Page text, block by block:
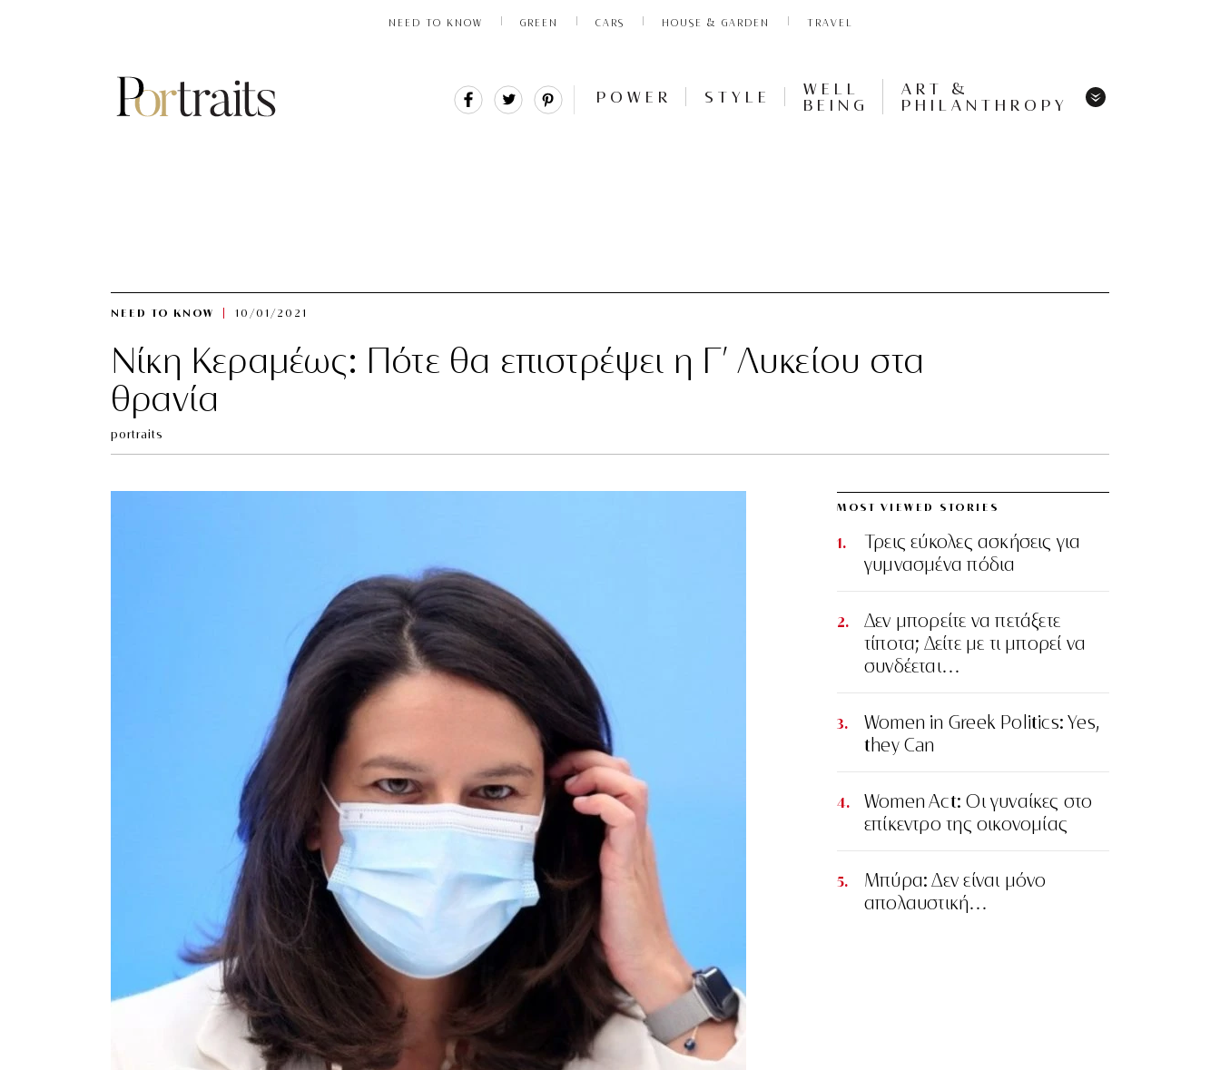
NEED TO KNOW GREEN CARS HOUSE & GARDEN TRAVEL
Share Tweet POWER STYLE
WELL
BEING
ART &
PHILANTHROPY
NEED TO KNOW 10/01/2021
Νίκη Κεραμέως: Πότε θα επιστρέψει η Γ’ Λυκείου στα
θρανία
portraits
MOST VIEWED STORIES
Τρεις εύκολες ασκήσεις για
γυμνασμένα πόδια
Δεν μπορείτε να πετάξετε
τίποτα; Δείτε με τι μπορεί να
συνδέεται…
Women in Greek Politics: Yes,
they Can
Women Act: Οι γυναίκες στο
επίκεντρο της οικονομίας
Μπύρα: Δεν είναι μόνο
απολαυστική…